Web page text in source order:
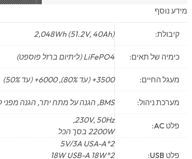
מידע נוסף
קיבולת: 2,048Wh (51.2V, 40Ah)
כימיה של תאים: LiFePO4 (ליתיום ברזל פוספט)
מעגל החיים: 3500+ (עד 80%), 6000+ (עד 50%)
מערכת ניהול: BMS, הגנה על מתח יתר, הגנה מפני קצר חשמלי
פלט AC:
230V, 50Hz,
2200W בסך הכל
פלט USB:
2*5V/3A USA-A
2*18W USB-A 18W